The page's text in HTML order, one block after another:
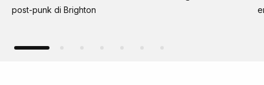
post-punk di Brighton